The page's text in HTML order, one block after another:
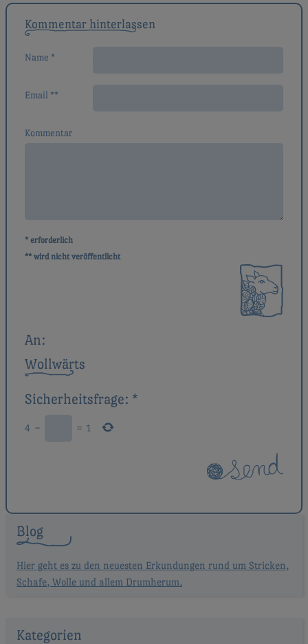
Kommentar hinterlassen
Name *
Email **
Kommentar
* erforderlich
** wird nicht veröffentlicht
An:
Wollwärts
Sicherheitsfrage: *
4 − = 1
Blog
Hier geht es zu den neuesten Erkundungen rund um Stricken,
Schafe, Wolle und allem Drumherum.
Kategorien